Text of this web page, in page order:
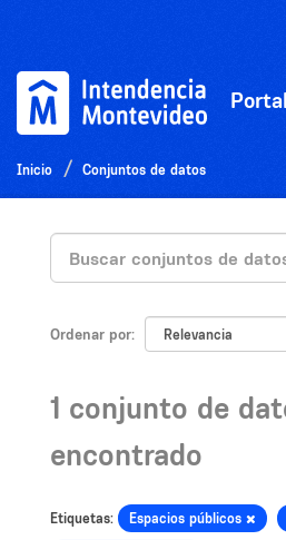
Inicio Conjuntos de datos
Ordenar por
1 conjunto de
encontrado
Etiquetas: Espacios públicos